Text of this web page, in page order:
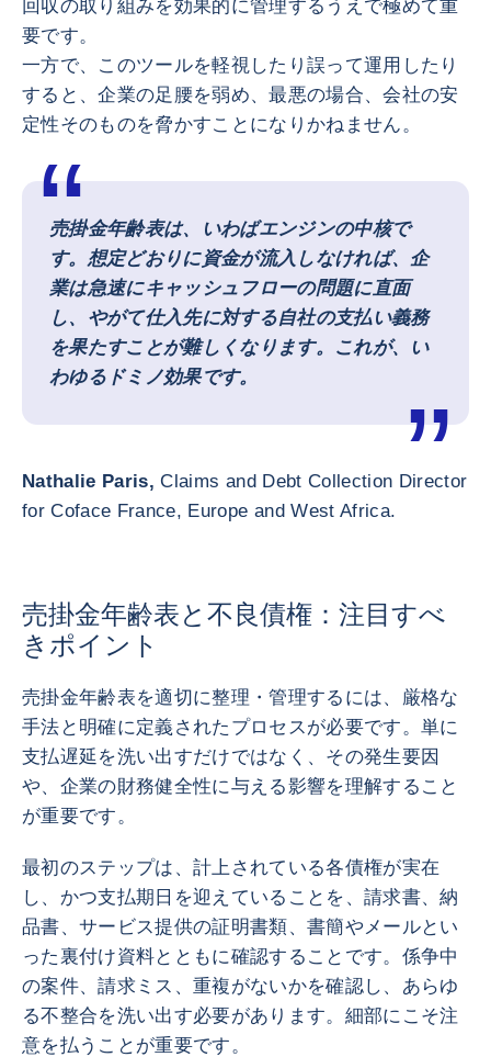
回収の取り組みを効果的に管理するうえで極めて重
要です。
一方で、このツールを軽視したり誤って運用したり
すると、企業の足腰を弱め、最悪の場合、会社の安
定性そのものを脅かすことになりかねません。
売掛金年齢表は、いわばエンジンの中核で
す。想定どおりに資金が流入しなければ、企
業は急速にキャッシュフローの問題に直面
し、やがて仕入先に対する自社の支払い義務
を果たすことが難しくなります。これが、い
わゆるドミノ効果です。
Nathalie Paris, Claims and Debt Collection Director
for Coface France, Europe and West Africa.
売掛金年齢表と不良債権：注目すべ
きポイント
売掛金年齢表を適切に整理・管理するには、厳格な
手法と明確に定義されたプロセスが必要です。単に
支払遅延を洗い出すだけではなく、その発生要因
や、企業の財務健全性に与える影響を理解すること
が重要です。
最初のステップは、計上されている各債権が実在
し、かつ支払期日を迎えていることを、請求書、納
品書、サービス提供の証明書類、書簡やメールとい
った裏付け資料とともに確認することです。係争中
の案件、請求ミス、重複がないかを確認し、あらゆ
る不整合を洗い出す必要があります。細部にこそ注
意を払うことが重要です。